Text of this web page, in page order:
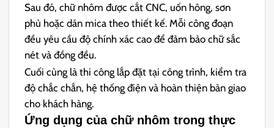
Sau đó, chữ nhôm được cắt CNC, uốn hông, sơn
phủ hoặc dán mica theo thiết kế. Mỗi công đoạn
đều yêu cầu độ chính xác cao để đảm bảo chữ sắc
nét và đồng đều.
Cuối cùng là thi công lắp đặt tại công trình, kiểm tra
độ chắc chắn, hệ thống điện và hoàn thiện bàn giao
cho khách hàng.
Ứng dụng của chữ nhôm trong thực